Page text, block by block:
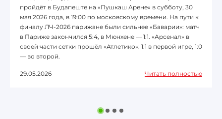
пройдёт в Будапеште на «Пушкаш Арене» в субботу, 30
мая 2026 года, в 19:00 по московскому времени. На пути к
финалу ЛЧ-2026 парижане были сильнее «Баварии»: матч
в Париже закончился 5:4, в Мюнхене — 1:1. «Арсенал» в
своей части сетки прошёл «Атлетико»: 1:1 в первой игре, 1:0
— во второй.
29.05.2026 Читать полностью